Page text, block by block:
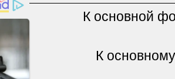
К основной
К